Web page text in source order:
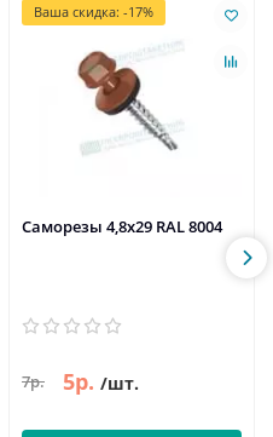
Ваша скидка: -17%
Саморезы 4,8х29 RAL 8004
7р. 5р. /шт.